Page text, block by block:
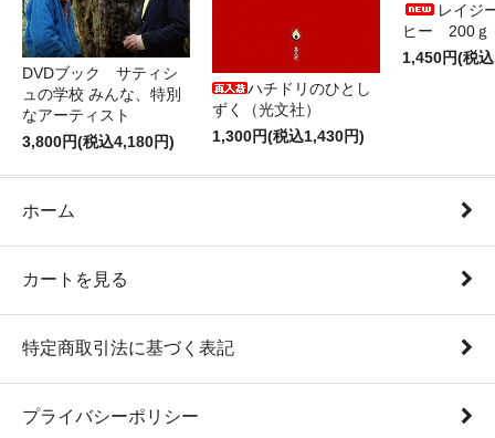
DVDブック サティシ
ュの学校 みんな、特別
なアーティスト
3,800円(税込4,180円)
ハチドリのひとし
ずく（光文社）
1,300円(税込1,430円)
レイジ
ヒー 200ｇ
1,450円(税
ホーム
カートを見る
特定商取引法に基づく表記
プライバシーポリシー